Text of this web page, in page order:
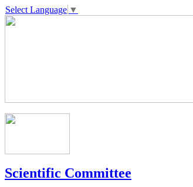
Select Language ▼
Scientific Committee